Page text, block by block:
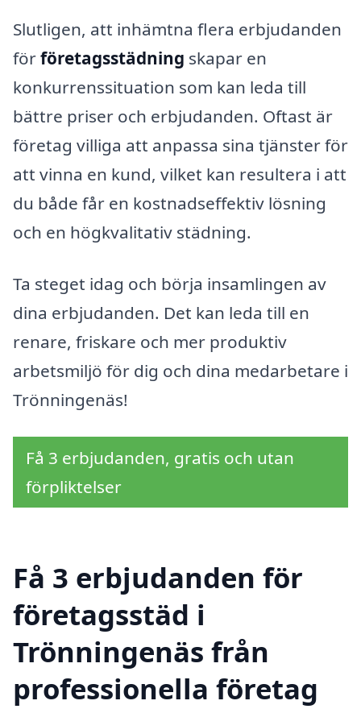
Slutligen, att inhämtna flera erbjudanden
förföretagsstädning skapar en
konkurrenssituation som kan leda till
bättre priser och erbjudanden. Oftast är
företag villiga att anpassa sina tjänster för
att vinna en kund, vilket kan resultera i att
du både får en kostnadseffektiv lösning
och en högkvalitativ städning.
Ta steget idag och börja insamlingen av
dina erbjudanden. Det kan leda till en
renare, friskare och mer produktiv
arbetsmiljö för dig och dina medarbetare i
Trönningenäs!
Få 3 erbjudanden, gratis och utan
förpliktelser
Få 3 erbjudanden för
företagsstäd i
Trönningenäs från
professionella företag